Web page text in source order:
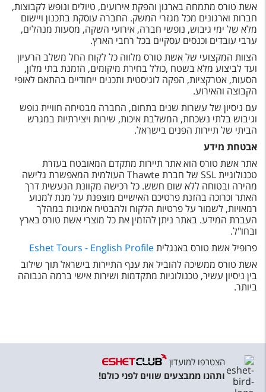
אשת טורס מתמחה בארגון והפקת אירועים, טיולים ונופש לקבוצות,
חברות וארגונים מכל מגזרי המשק. החברה עוסקת בתכנון ויישום
מלא של ימי גיבוש, נופשי חברה, אירועי השקה, מסעות מנהלים,
ערבי עובדים וכנסים עסקיים בכל רחבי הארץ.
הצוות המקצועי של אשת טורס מלווה כל לקוח החל משלב הרעיון
ועד לביצוע מלא בשטח ,כולל בחירת מיקומים, הזמנת בתי מלון,
הסעות, אטרקציות, הפקה לוגיסטית ותכנים ייחודיים בהתאם לאופי
הקבוצה והאירוע.
עם ניסיון של עשרות שנים בתחום, החברה מבטיחה חוויית נופש
וגיבוש בלתי נשכחת, המשלבת איכות, שירות ויצירתיות במגרש
הביתי של תיירות הפנים בישראל.
אבטחת מידע
אתר אשת טורס הוא אתר תיירות מתקדם המאובטח בעזרת
טכנולוגיית
של חברת
העולמית המאפשרת גלישה
מהירה ובטוחה ללא שום חשש. כל רכישה מקוונת הנעשית דרך
האתר וכרוכה בהזנת פרטיכם האישיים מוצפנת על מנת למנוע
רמאויות, לשמור על פרטיות הלקוח ולהבטיח אמינות במהלך
העברת המידע. באתר ניתן להזמין את כל מוצרי אשת טורס בארץ
ובחו"ל.
פרופיל אשת טורס באנגלית
אשת טורס ממשיכה להוביל את ענף התיירות בישראל תוך שילוב
בין ניסיון עשיר, טכנולוגיות מתקדמות ושירות אישי ברמה הגבוהה
ביותר.
הצטרפו למועדון
ותהנו ממבצעים שווים לפני כולם!